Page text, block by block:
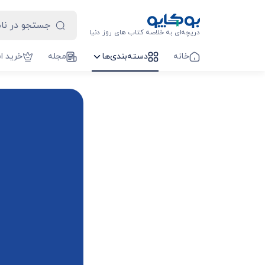
دریچه‌ای به خلاصه کتاب های روز دنیا
خانه دسته‌بندی‌ها مجله خرید